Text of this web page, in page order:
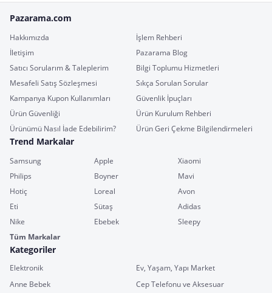
Pazarama.com
Hakkımızda
İşlem Rehberi
İletişim
Pazarama Blog
Satıcı Sorularım & Taleplerim
Bilgi Toplumu Hizmetleri
Mesafeli Satış Sözleşmesi
Sıkça Sorulan Sorular
Kampanya Kupon Kullanımları
Güvenlik İpuçları
Ürün Güvenliği
Ürün Kurulum Rehberi
Ürünümü Nasıl İade Edebilirim?
Ürün Geri Çekme Bilgilendirmeleri
Trend Markalar
Samsung Apple
Xiaomi
Philips
Boyner
Mavi
Hotiç
Loreal
Avon
Eti
Sütaş
Adidas
Nike
Ebebek
Sleepy
Tüm Markalar
Kategoriler
Elektronik
Ev, Yaşam, Yapı Market
Anne Bebek
Cep Telefonu ve Aksesuar